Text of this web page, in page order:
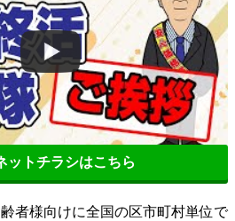
ットチラシはこちら
者様向けに全国の区市町村単位で